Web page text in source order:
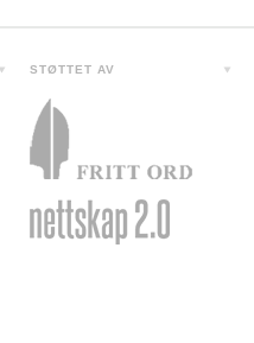
STØTTET AV